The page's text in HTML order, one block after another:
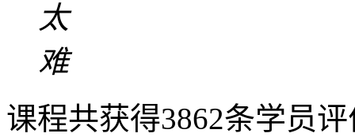
太
难
课程共获得3862条学员